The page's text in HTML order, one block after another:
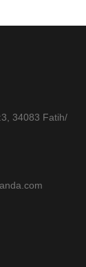
34083 Fatih/